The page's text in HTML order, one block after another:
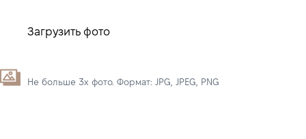
Загрузить фото
Не больше 3х фото. Формат: JPG, JPEG, PNG